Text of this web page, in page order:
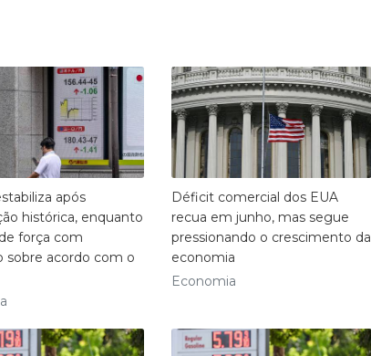
após
histórica, enquanto
força com
sobre acordo com o
Déficit comercial dos EUA
recua em junho, mas segue
pressionando o crescimento da
economia
Economia